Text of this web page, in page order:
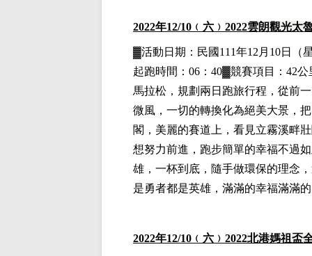
2022年12/10 ﹙六﹚ 2022雲朗觀光太
▓活動日期： 民國111年12月10日
（
起跑時間：06：40▓競賽項目：42
馬拉松，規劃兩日跑旅行程，從前
微風，一切的轉換化為絕美大景，
閣，美麗的賽道上，看見立霧溪畔
想努力前進，跑步簡單的幸福不過
雄，一杯到底，隨手做環保的理念
是勇者都是英雄，滿滿的幸福滿滿
2022年12/10 ﹙六﹚ 2022北港媽祖盃